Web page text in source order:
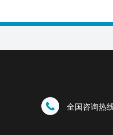
全国咨询热线